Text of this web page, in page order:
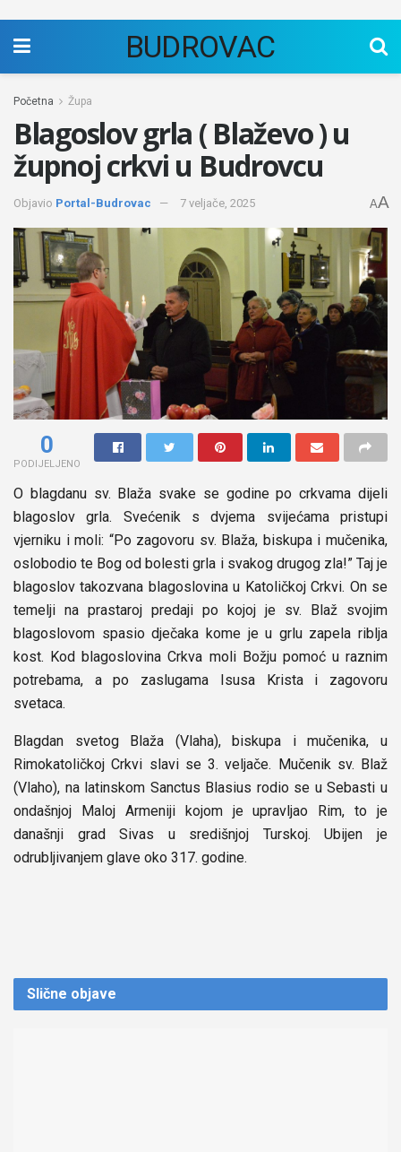
BUDROVAC
Početna Župa
Blagoslov grla ( Blaževo ) u
župnoj crkvi u Budrovcu
Objavio Portal-Budrovac 7 veljače, 2025 AA
0
PODIJELJENO
O blagdanu sv. Blaža svake se godine po crkvama dijeli
blagoslov grla. Svećenik s dvjema svijećama pristupi
vjerniku i moli: “Po zagovoru sv. Blaža, biskupa i mučenika,
oslobodio te Bog od bolesti grla i svakog drugog zla!” Taj je
blagoslov takozvana blagoslovina u Katoličkoj Crkvi. On se
temelji na prastaroj predaji po kojoj je sv. Blaž svojim
blagoslovom spasio dječaka kome je u grlu zapela riblja
kost. Kod blagoslovina Crkva moli Božju pomoć u raznim
potrebama, a po zaslugama Isusa Krista i zagovoru
svetaca.
Blagdan svetog Blaža (Vlaha), biskupa i mučenika, u
Rimokatoličkoj Crkvi slavi se 3. veljače. Mučenik sv. Blaž
(Vlaho), na latinskom Sanctus Blasius rodio se u Sebasti u
ondašnjoj Maloj Armeniji kojom je upravljao Rim, to je
današnji grad Sivas u središnjoj Turskoj. Ubijen je
odrubljivanjem glave oko 317. godine.
Slične objave